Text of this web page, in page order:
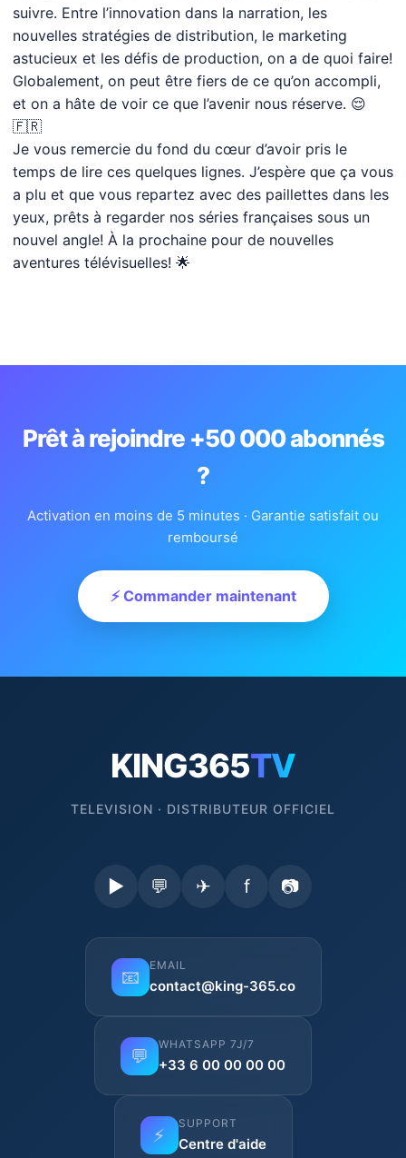
suivre. Entre l’innovation dans la narration, les
nouvelles stratégies de distribution, le marketing
astucieux et les défis de production, on a de quoi faire!
Globalement, on peut être fiers de ce qu’on accompli,
et on a hâte de voir ce que l’avenir nous réserve. 😌
🇫🇷
Je vous remercie du fond du cœur d’avoir pris le
temps de lire ces quelques lignes. J’espère que ça vous
a plu et que vous repartez avec des paillettes dans les
yeux, prêts à regarder nos séries françaises sous un
nouvel angle! À la prochaine pour de nouvelles
aventures télévisuelles! 🌟
Prêt à rejoindre +50 000 abonnés
?
Activation en moins de 5 minutes · Garantie satisfait ou
remboursé
⚡ Commander maintenant
KING365TV
TELEVISION · DISTRIBUTEUR OFFICIEL
▶ 💬 ✈ f 📷
📧
EMAIL
contact@king-365.co
💬
WHATSAPP 7J/7
+33 6 00 00 00 00
⚡
SUPPORT
Centre d'aide